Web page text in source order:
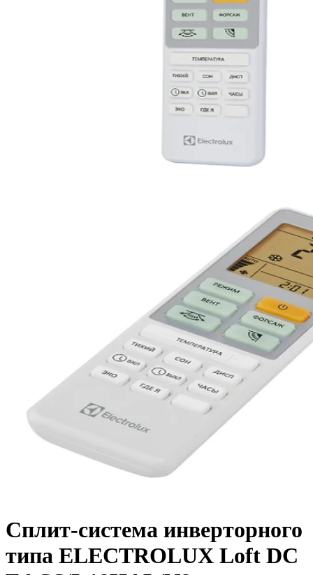
Сплит-система инверторного
типа ELECTROLUX Loft DC